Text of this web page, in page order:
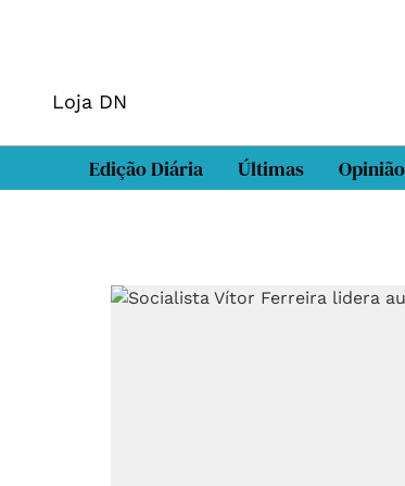
Loja DN
Edição Diária Últimas Opinião